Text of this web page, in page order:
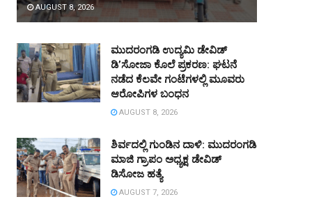
AUGUST 8, 2026
ಮುದರಂಗಡಿ ಉದ್ಯಮಿ ಡೇವಿಡ್
ಡಿ’ಸೋಜಾ ಕೊಲೆ ಪ್ರಕರಣ: ಘಟನೆ
ನಡೆದ ಕೆಲವೇ ಗಂಟೆಗಳಲ್ಲಿ ಮೂವರು
ಆರೋಪಿಗಳ ಬಂಧನ
AUGUST 8, 2026
ಶಿರ್ವದಲ್ಲಿ ಗುಂಡಿನ ದಾಳಿ: ಮುದರಂಗಡಿ
ಮಾಜಿ ಗ್ರಾಪಂ ಅಧ್ಯಕ್ಷ ಡೇವಿಡ್
ಡಿಸೋಜ ಹತ್ಯೆ
AUGUST 7, 2026